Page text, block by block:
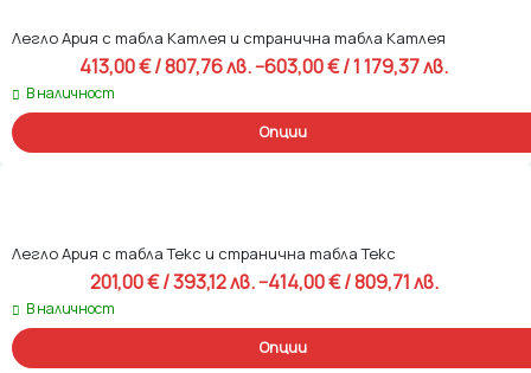
Легло Ария с табла Катлея и странична табла Катлея
413,00 € / 807,76 лв. –603,00 € / 1 179,37 лв.
Price range: 413,00 € / 807,76
В наличност
Опции
Легло Ария с табла Текс и странична табла Текс
201,00 € / 393,12 лв. –414,00 € / 809,71 лв.
Price range: 201,00 € / 393,12
В наличност
Опции